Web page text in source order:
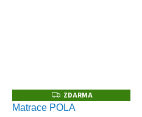
Z
D
A
ZDARMA
Matrace POLA